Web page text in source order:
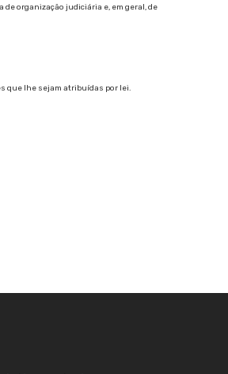
de organização judiciária e, em geral, de
que lhe sejam atribuídas por lei.